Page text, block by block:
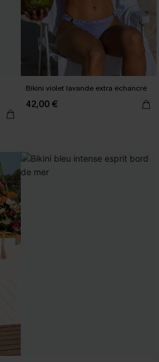
Bikini violet lavande extra échancré
42,00 €